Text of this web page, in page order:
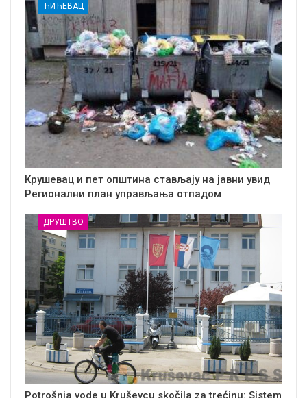
ЋИЋЕВАЦ
Крушевац и пет општина стављају на јавни увид
Регионални план управљања отпадом
ДРУШТВО
Potrošnja vode u Kruševcu skočila za trećinu: Sistem